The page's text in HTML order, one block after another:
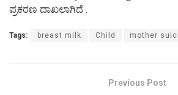
ಪ್ರಕರಣ ದಾಖಲಾಗಿದೆ .
Tags: breast milk Child mother
Previous Post